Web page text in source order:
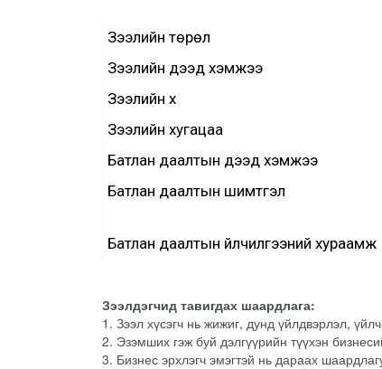
Зээлийн төрөл
Зээлийн дээд хэмжээ
Зээлийн хүү
Зээлийн хугацаа
Батлан даалтын дээд хэмжээ
Батлан даалтын шимтгэл
Батлан даалтын үйлчилгээний хураамж
Зээлдэгчид тавигдах шаардлага:
1. Зээл хүсэгч нь жижиг, дунд үйлдвэрлэл,
2. Эзэмших гэж буй дэлгүүрийн түүхэн
3. Бизнес эрхлэгч эмэгтэй нь дараах